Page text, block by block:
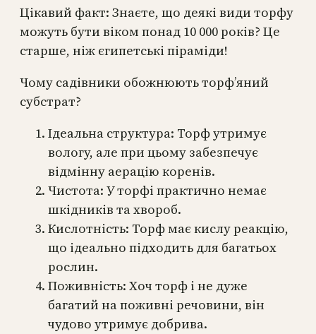
Цікавий факт: Знаєте, що деякі види торфу
можуть бути віком понад 10 000 років? Це
старше, ніж єгипетські піраміди!
Чому садівники обожнюють торф’яний
субстрат?
Ідеальна структура: Торф утримує
вологу, але при цьому забезпечує
відмінну аерацію коренів.
Чистота: У торфі практично немає
шкідників та хвороб.
Кислотність: Торф має кислу реакцію,
що ідеально підходить для багатьох
рослин.
Поживність: Хоч торф і не дуже
багатий на поживні речовини, він
чудово утримує добрива.